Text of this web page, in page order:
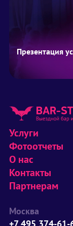
Презентация
Услуги
Фотоотчеты
О нас
Контакты
Партнерам
Москва
+7 495 374-61-